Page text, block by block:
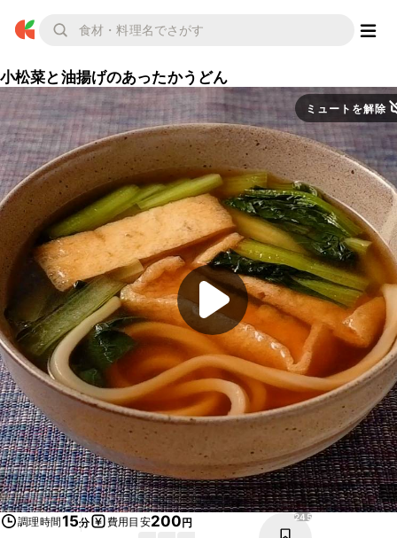
小松菜と油揚げのあったかうどん
ミュートを解除
調理時間15分 費用目安200円 245